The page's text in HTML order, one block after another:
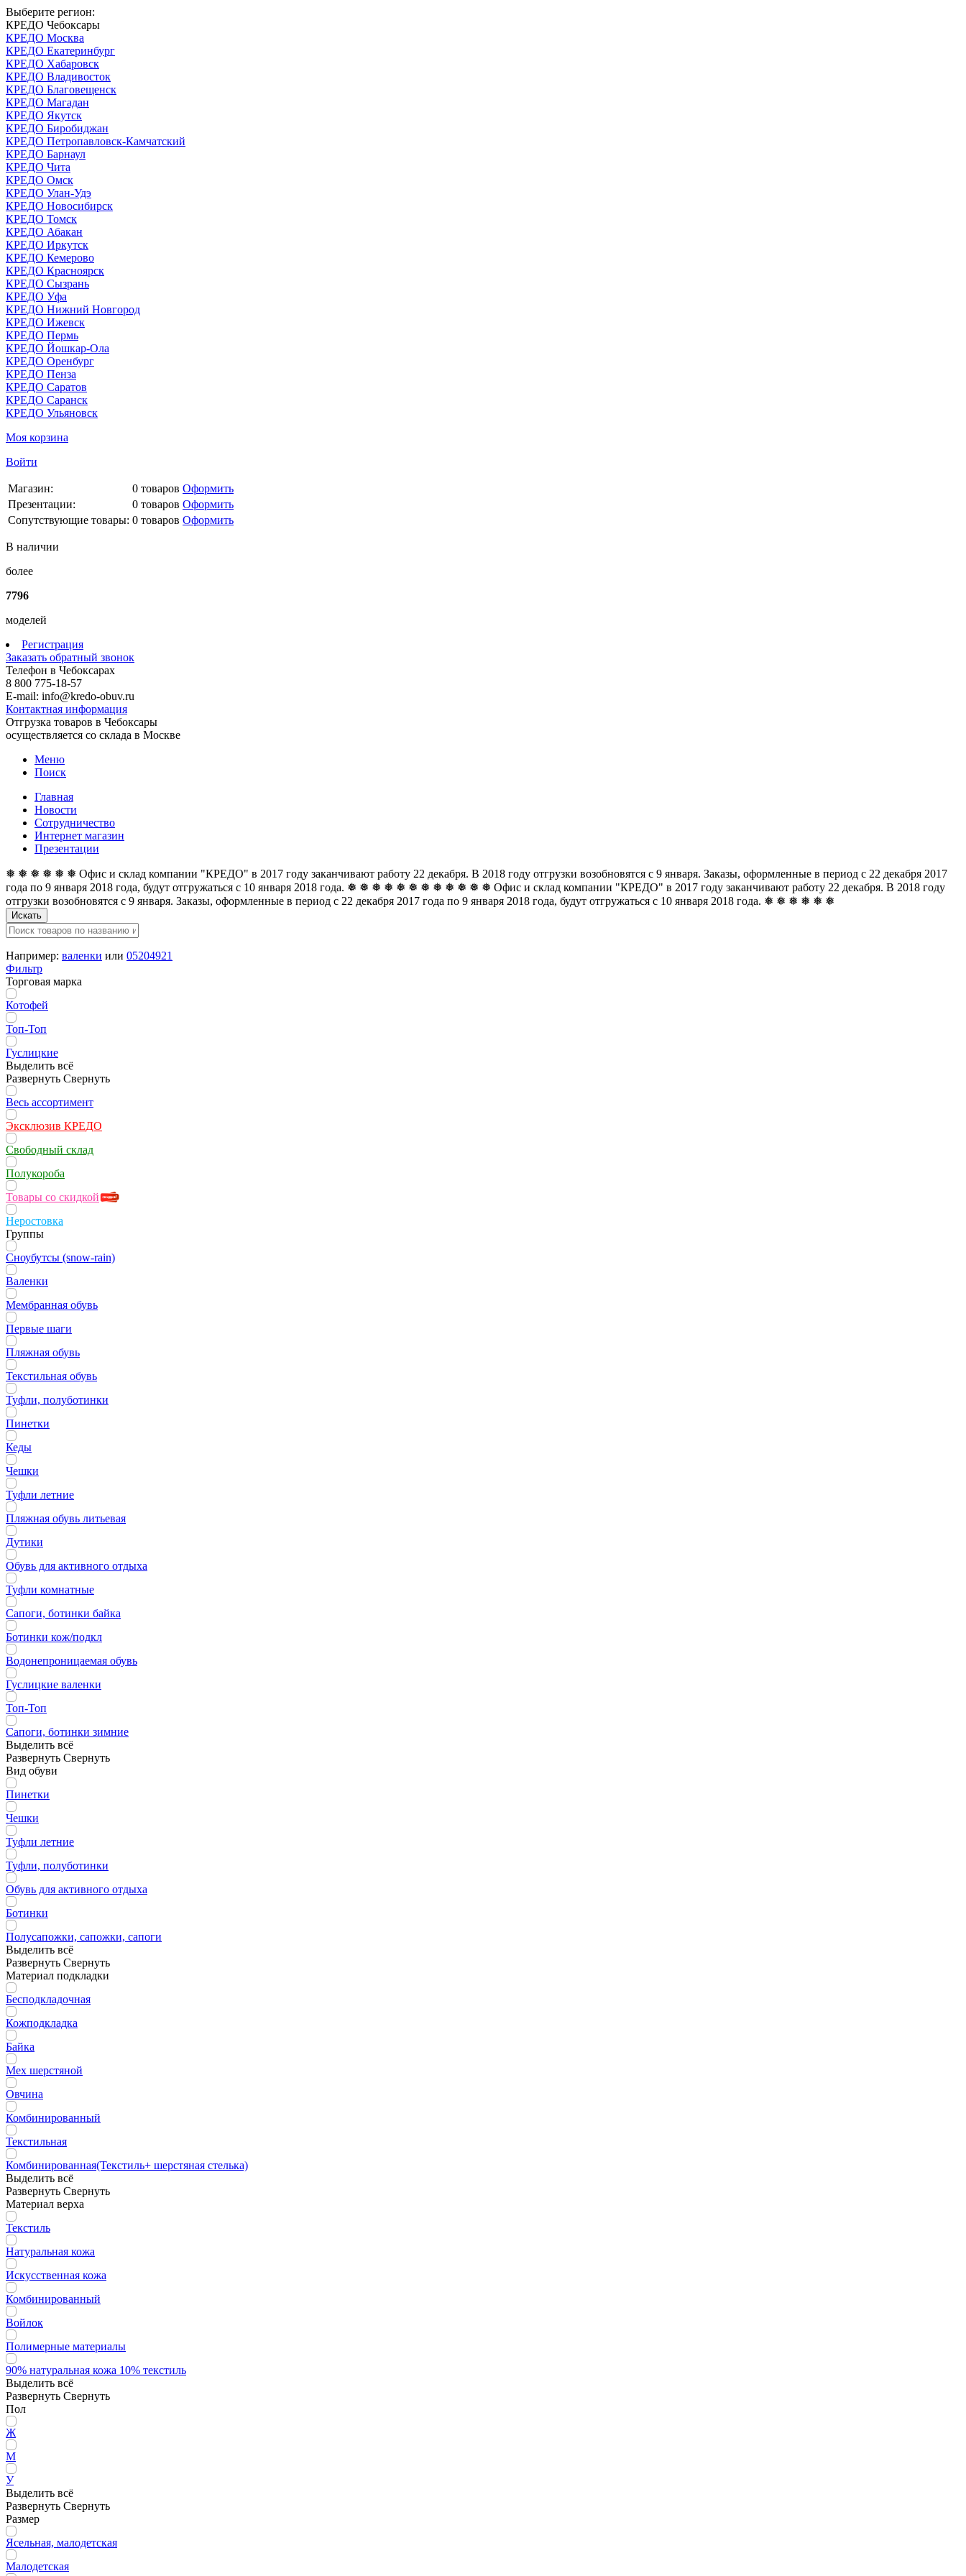
Выберите регион:
КРЕДО Чебоксары
КРЕДО Москва
КРЕДО Екатеринбург
КРЕДО Хабаровск
КРЕДО Владивосток
КРЕДО Благовещенск
КРЕДО Магадан
КРЕДО Якутск
КРЕДО Биробиджан
КРЕДО Петропавловск-Камчатский
КРЕДО Барнаул
КРЕДО Чита
КРЕДО Омск
КРЕДО Улан-Удэ
КРЕДО Новосибирск
КРЕДО Томск
КРЕДО Абакан
КРЕДО Иркутск
КРЕДО Кемерово
КРЕДО Красноярск
КРЕДО Сызрань
КРЕДО Уфа
КРЕДО Нижний Новгород
КРЕДО Ижевск
КРЕДО Пермь
КРЕДО Йошкар-Ола
КРЕДО Оренбург
КРЕДО Пенза
КРЕДО Саратов
КРЕДО Саранск
КРЕДО Ульяновск
Моя корзина
Войти
Магазин: 0 товаров Оформить
Презентации:
0 товаров Оформить
Сопутствующие товары: 0 товаров Оформить
В наличии
более
7796
моделей
Регистрация
Заказать обратный звонок
Телефон в Чебоксарах
8 800 775-18-57
E-mail: info@kredo-obuv.ru
Контактная информация
Отгрузка товаров в Чебоксары
осуществляется со склада в Москве
Меню
Поиск
Главная
Новости
Сотрудничество
Интернет магазин
Презентации
❅ ❅ ❅ ❅ ❅ ❅ Офис и склад компании "КРЕДО" в 2017 году заканчивают работу 22 декабря. В 2018 году отгрузки возобновятся с 9 января. Заказы, оформленные в период с 22 декабря 2017
года по 9 января 2018 года, будут отгружаться с 10 января 2018 года. ❅ ❅ ❅ ❅ ❅ ❅ ❅ ❅ ❅ ❅ ❅ ❅ Офис и склад компании "КРЕДО" в 2017 году заканчивают работу 22 декабря. В 2018 году
отгрузки возобновятся с 9 января. Заказы, оформленные в период с 22 декабря 2017 года по 9 января 2018 года, будут отгружаться с 10 января 2018 года. ❅ ❅ ❅ ❅ ❅ ❅
Искать
Например: валенки или 05204921
Фильтр
Торговая марка
Котофей
Топ-Топ
Гуслицкие
Выделить всё
Развернуть Свернуть
Весь ассортимент
Эксклюзив КРЕДО
Свободный склад
Полукороба
Товары со скидкой
Неростовка
Группы
Сноубутсы (snow-rain)
Валенки
Мембранная обувь
Первые шаги
Пляжная обувь
Текстильная обувь
Туфли, полуботинки
Пинетки
Кеды
Чешки
Туфли летние
Пляжная обувь литьевая
Дутики
Обувь для активного отдыха
Туфли комнатные
Сапоги, ботинки байка
Ботинки кож/подкл
Водонепроницаемая обувь
Гуслицкие валенки
Топ-Топ
Сапоги, ботинки зимние
Выделить всё
Развернуть Свернуть
Вид обуви
Пинетки
Чешки
Туфли летние
Туфли, полуботинки
Обувь для активного отдыха
Ботинки
Полусапожки, сапожки, сапоги
Выделить всё
Развернуть Свернуть
Материал подкладки
Бесподкладочная
Кожподкладка
Байка
Мех шерстяной
Овчина
Комбинированный
Текстильная
Комбинированная(Текстиль+ шерстяная стелька)
Выделить всё
Развернуть Свернуть
Материал верха
Текстиль
Натуральная кожа
Искусственная кожа
Комбинированный
Войлок
Полимерные материалы
90% натуральная кожа 10% текстиль
Выделить всё
Развернуть Свернуть
Пол
Ж
М
У
Выделить всё
Развернуть Свернуть
Размер
Ясельная, малодетская
Малодетская